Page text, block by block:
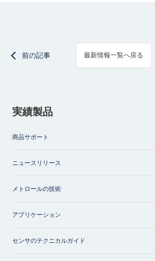
前の記事 最新情報一覧へ戻る
実績製品
商品サポート
ニュースリリース
メトロールの技術
アプリケーション
センサのテクニカルガイド